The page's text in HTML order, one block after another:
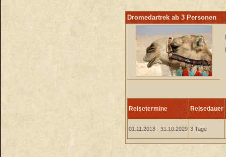
Dromedartrek ab 3 Personen
Reisetermine Reisedauer
01.11.2018 - 31.10.2029 3 Tage